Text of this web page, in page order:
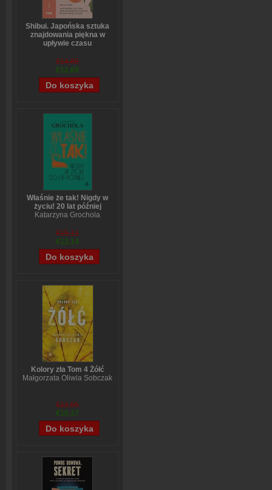
Shibui. Japońska sztuka
znajdowania piękna w
upływie czasu
€14,89
€12,69
Właśnie że tak! Nigdy w
życiu! 20 lat później
Katarzyna Grochola
€15,11
€12,14
Kolory zła Tom 4 Żółć
Małgorzata Oliwia Sobczak
€12,65
€10,17